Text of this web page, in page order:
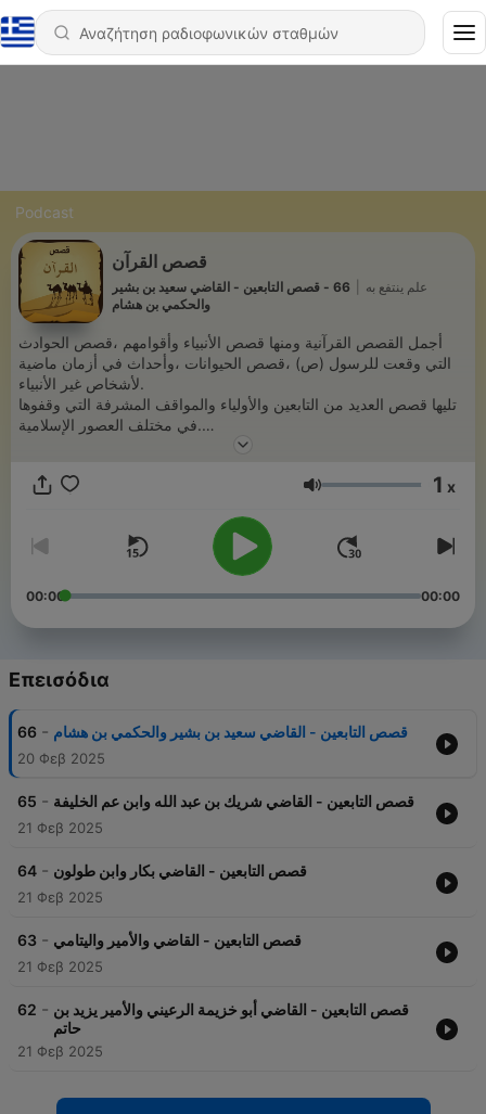
Podcast
قصص القرآن
علم ينتفع به
66 - قصص التابعين - القاضي سعيد بن بشير
والحكمي بن هشام
أجمل القصص القرآنية ومنها قصص الأنبياء وأقوامهم ،قصص الحوادث
التي وقعت للرسول (ص) ،قصص الحيوانات ،وأحداث في أزمان ماضية
لأشخاص غير الأنبياء.
تليها قصص العديد من التابعين والأولياء والمواقف المشرفة التي وقفوها
في مختلف العصور الإسلامية.
Ένταση 1 x
00:00 00:00
Επεισόδια
66 - قصص التابعين - القاضي سعيد بن بشير والحكمي بن هشام
20 Φεβ 2025
65 - قصص التابعين - القاضي شريك بن عبد الله وابن عم الخليفة
21 Φεβ 2025
64 - قصص التابعين - القاضي بكار وابن طولون
21 Φεβ 2025
63 - قصص التابعين - القاضي والأمير واليتامي
21 Φεβ 2025
62 - قصص التابعين - القاضي أبو خزيمة الرعيني والأمير يزيد بن
حاتم
21 Φεβ 2025